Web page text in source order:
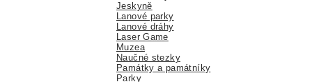
Jeskyně
Lanové parky
Lanové dráhy
Laser Game
Muzea
Naučné stezky
Památky a památníky
Parky